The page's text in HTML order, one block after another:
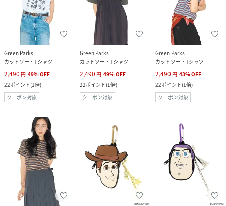
Green Parks
カットソー・Tシャツ
2,490 円 49%OFF
22ポイント(1倍)
クーポン対象
Green Parks
カットソー・Tシャツ
2,490 円 49%OFF
22ポイント(1倍)
クーポン対象
Green Parks
カットソー・Tシャツ
2,490 円 43%OFF
22ポイント(1倍)
クーポン対象